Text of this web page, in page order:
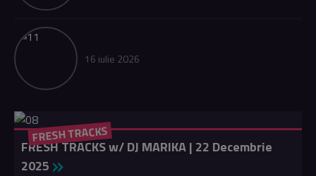
16 iulie 2026
FRESH TRACKS
FRESH TRACKS w/ DJ MARIKA | 22 Decembrie
2025